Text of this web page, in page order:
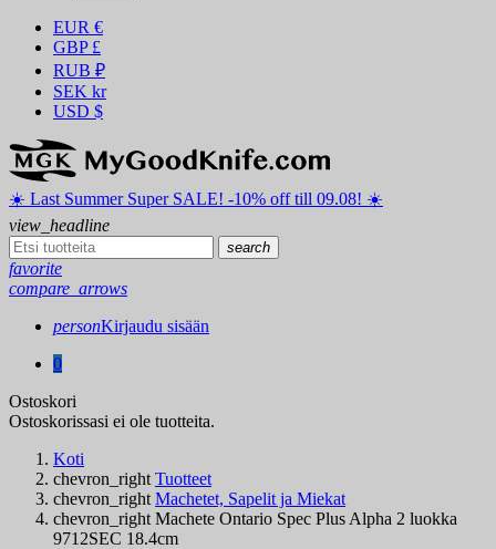
EUR €
GBP £
RUB ₽
SEK kr
USD $
☀️ ️Last Summer Super SALE! -10% off till 09.08! ☀️
view_headline
search
favorite
compare_arrows
personKirjaudu sisään
0
Ostoskori
Ostoskorissasi ei ole tuotteita.
Koti
chevron_right Tuotteet
chevron_right Machetet, Sapelit ja Miekat
chevron_right Machete Ontario Spec Plus Alpha 2 luokka
9712SEC 18.4cm